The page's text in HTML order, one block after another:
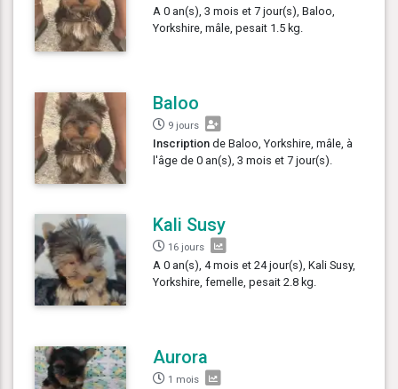
A 0 an(s), 3 mois et 7 jour(s), Baloo,
Yorkshire, mâle, pesait 1.5 kg.
Baloo
9 jours
Inscription de Baloo, Yorkshire, mâle, à
l'âge de 0 an(s), 3 mois et 7 jour(s).
Kali Susy
16 jours
A 0 an(s), 4 mois et 24 jour(s), Kali Susy,
Yorkshire, femelle, pesait 2.8 kg.
Aurora
1 mois